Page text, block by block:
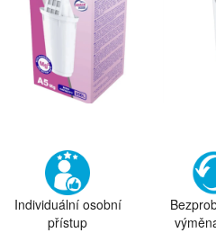
Individuální osobní
přístup